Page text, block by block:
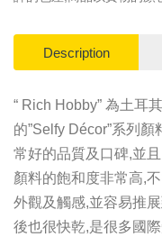
Description
“ Rich Hobby” 為土耳
的”Selfy Décor”系列
常好的品質及口碑,並
顏料的飽和度非常高,
外觀及觸感,並容易推
後也很快乾,是很多國